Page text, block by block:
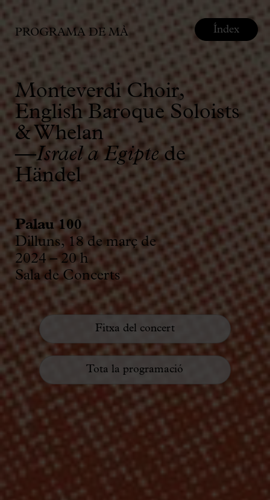
PROGRAMA DE MÀ
Monteverdi Choir,
English Baroque Soloists
& Whelan
—Israel a Egiptede
Händel
Palau 100
Dilluns, 18 de març de
2024 – 20 h
Sala de Concerts
Fitxa del concert
Tota la programació
Índex